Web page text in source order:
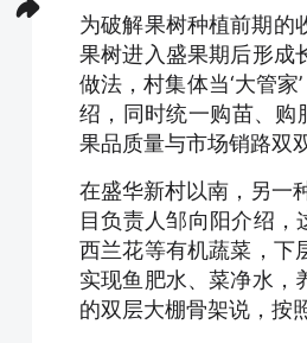
为破解果树种植前期的
果树进入盛果期后形成
做法，村集体当‘大管家
绍，同时统一购苗、购
果品质量与市场销路双
在盛华新村以南，另一
目负责人邹向阳介绍
西兰花等有机蔬菜，下
实现鱼肥水、菜净水，
的双层大棚骨架说，按